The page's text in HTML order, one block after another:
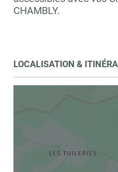
CHAMBLY.
LOCALISATION &